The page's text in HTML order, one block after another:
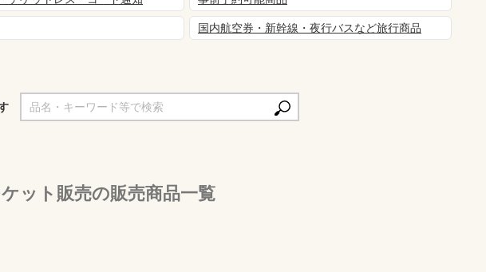
国内航空券・新幹線・夜行バスなど旅行商品
ット販売の販売商品一覧